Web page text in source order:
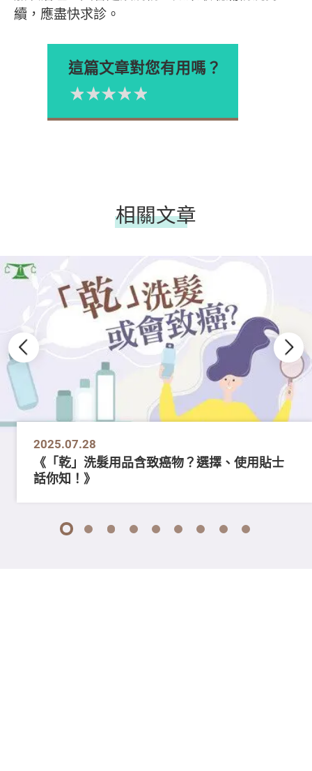
續，應盡快求診。
這篇文章對您有用嗎？
Please rate
4星
3星
2星
1星
相關文章
2025.07.28
《「乾」洗髮用品含致癌物？選擇、使用貼士
話你知！》
1 2 3 4 5 6 7 8 9